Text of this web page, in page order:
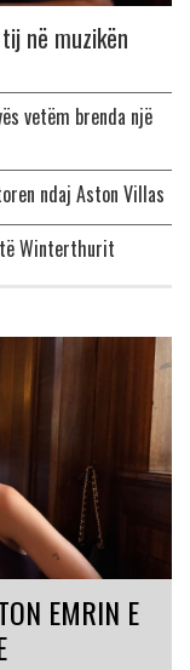
në muzikën
vetëm brenda një
ndaj Aston Villas
Winterthurit
EMRIN E